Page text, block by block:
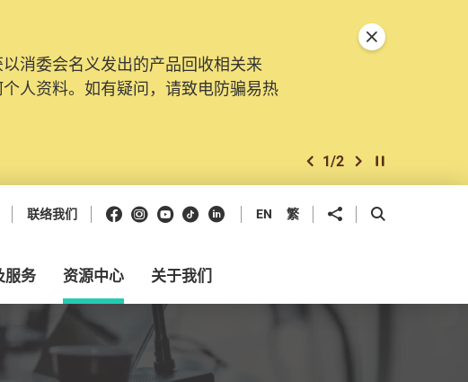
消委会名义发出的产品回收相关来
人资料。如有疑问，请致电防骗易热
出新功能。由2025年11月10日起，
可提交投诉、查询及建议。所有提交
上一个
2/2 下一个开始/暂停幻灯
关闭特別通告
联络我们 Facebook
Instagram
Youtube
抖音领英 EN 繁 分享到 开启搜寻框
服务 资源中心 关于我们